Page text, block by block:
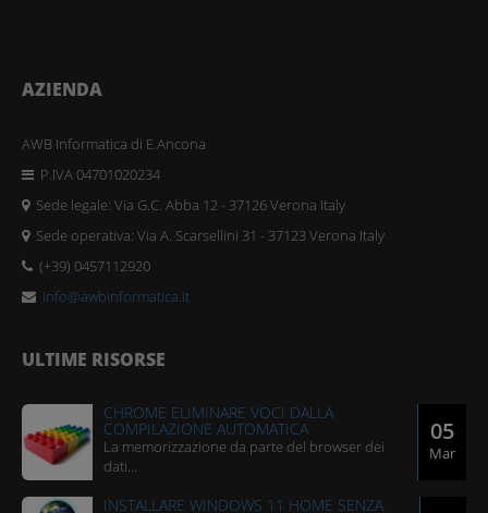
AZIENDA
AWB Informatica di E.Ancona
P.IVA 04701020234
Sede legale: Via G.C. Abba 12 - 37126 Verona Italy
Sede operativa: Via A. Scarsellini 31 - 37123 Verona Italy
(+39) 0457112920
info@awbinformatica.it
ULTIME RISORSE
05
Mar
CHROME ELIMINARE VOCI DALLA
COMPILAZIONE AUTOMATICA
​La memorizzazione da parte del browser dei
dati...
INSTALLARE WINDOWS 11 HOME SENZA